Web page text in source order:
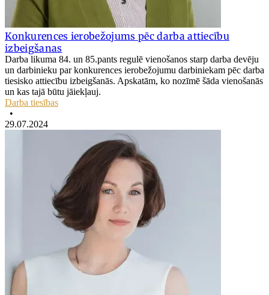
Konkurences ierobežojums pēc darba attiecību
izbeigšanas
Darba likuma 84. un 85.pants regulē vienošanos starp darba devēju
un darbinieku par konkurences ierobežojumu darbiniekam pēc darba
tiesisko attiecību izbeigšanās. Apskatām, ko nozīmē šāda vienošanās
un kas tajā būtu jāiekļauj.
Darba tiesības
•
29.07.2024